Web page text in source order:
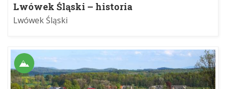
Lwówek Śląski – historia
Lwówek Śląski